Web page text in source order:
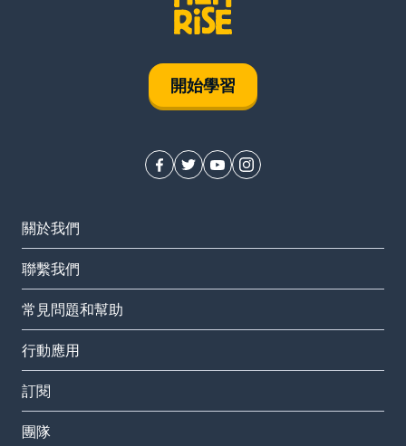
開始學習
關於我們
聯繫我們
常見問題和幫助
行動應用
訂閱
團隊